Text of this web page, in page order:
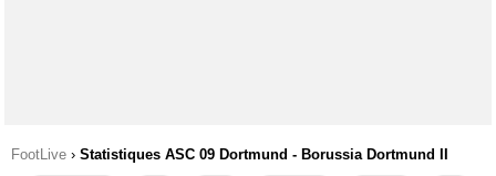
FootLive › Statistiques ASC 09 Dortmund - Borussia Dortmund II